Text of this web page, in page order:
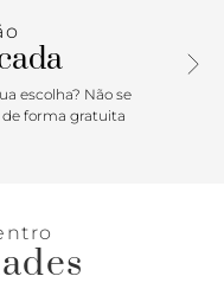
escolha? Não se
de forma gratuita